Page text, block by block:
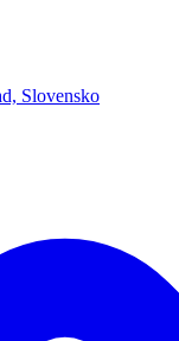
Slovensko